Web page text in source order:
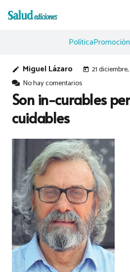
PolíticaPromoción
edit Miguel Lázaro today 21
No hay comentarios
Son in-curables
cuidables